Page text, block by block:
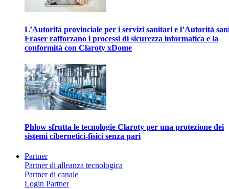
L’Autorità provinciale per i servizi sanitari e l’Autorità
Fraser rafforzano i processi di sicurezza informatica e la
conformità con Claroty xDome
Phlow sfrutta le tecnologie Claroty per una protezione dei
sistemi cibernetici-fisici senza pari
Partner
Partner di alleanza tecnologica
Partner di canale
Login Partner